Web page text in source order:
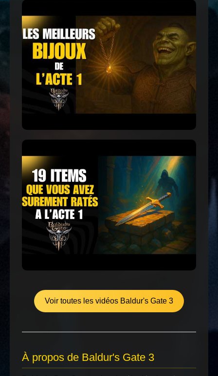
Voir toutes les vidéos Baldur's Gate 3
À propos de Baldur's Gate 3